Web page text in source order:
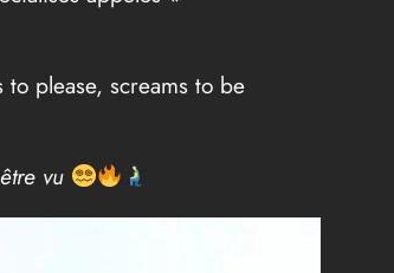
please, screams to be
vu